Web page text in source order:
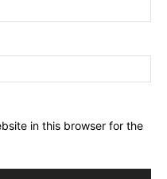
in this browser for the